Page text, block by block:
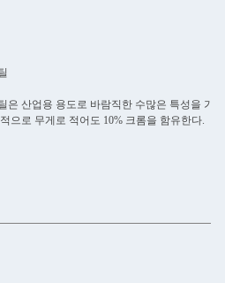
은 산업용 용도로 바람직한 수많은 특성을 가
으로 무게로 적어도 10% 크롬을 함유한다.